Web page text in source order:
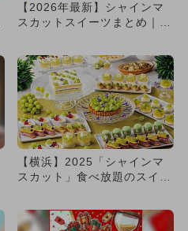
【2026年最新】シャインマ
スカットスイーツまとめ｜コ
で...
【横浜】2025「シャインマ
スカット」食べ放題のスイー